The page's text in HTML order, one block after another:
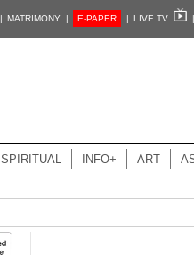
MATRIMONY | E-PAPER | LIVE TV |
SPIRITUAL INFO+ ART